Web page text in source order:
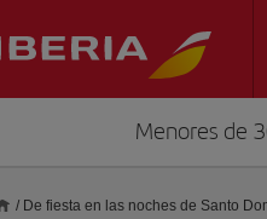
Menores de
/ De fiesta en las noches de Santo